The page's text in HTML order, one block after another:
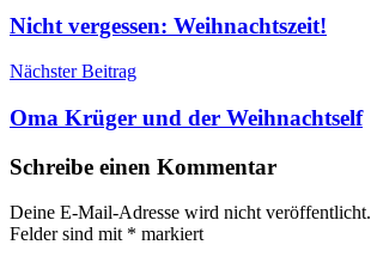
Nicht vergessen: Weihnachtszeit!
Nächster Beitrag
Oma Krüger und der Weihnachtself
Schreibe einen Kommentar
Deine E-Mail-Adresse wird nicht veröffentlicht.
Felder sind mit * markiert